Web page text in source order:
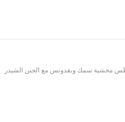
محشية سمك وبقدونس مع الجبن الشيدر